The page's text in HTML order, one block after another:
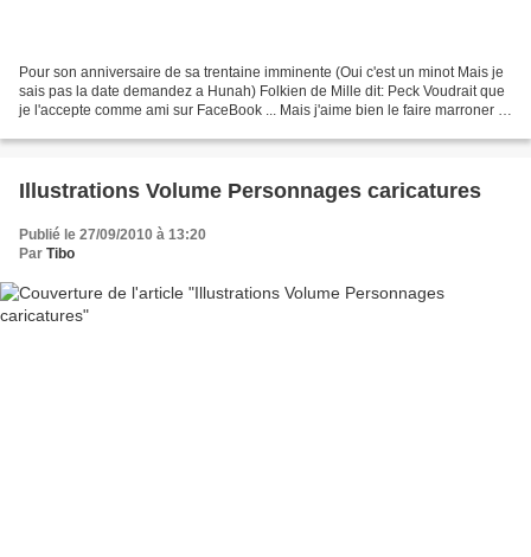
Pour son anniversaire de sa trentaine imminente (Oui c'est un minot Mais je
sais pas la date demandez a Hunah) Folkien de Mille dit: Peck Voudrait que
je l'accepte comme ami sur FaceBook ... Mais j'aime bien le faire marroner ...
Illustrations Volume Personnages caricatures
Publié le 27/09/2010 à 13:20
Par Tibo